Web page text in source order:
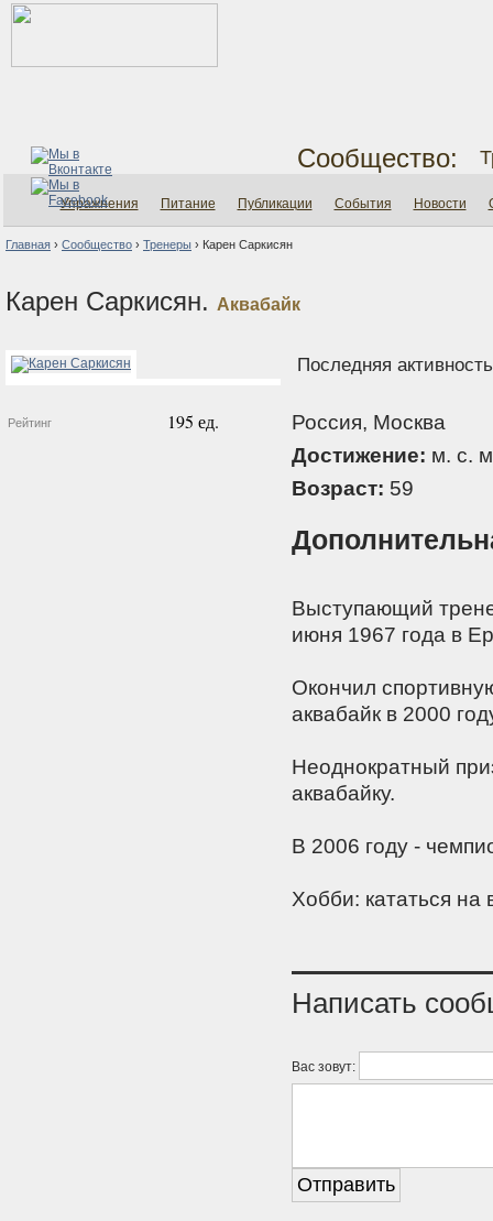
Сообщество:
Упражнения Питание Публикации События Новости
Главная › Сообщество › Тренеры › Карен Саркисян
Карен Саркисян. Аквабайк
Рейтинг 195 ед.
Последняя
Россия, Москва
Достижение: м. с.
Возраст: 59
Выступающий
июня 1967 года в
Окончил
аквабайк в 2000
Неоднократный
аквабайку.
В 2006 году -
Хобби: кататься на
Написать
Вас зовут: